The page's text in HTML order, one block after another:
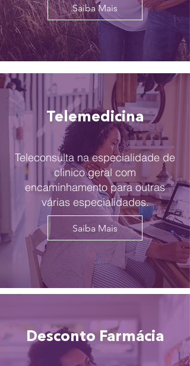
Saiba Mais
Telemedicina
Teleconsulta na especialidade de
clinico geral com
encaminhamento para outras
várias especialidades.
Saiba Mais
Desconto Farmácia